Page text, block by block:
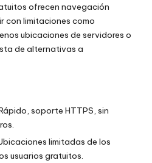
ofrecen navegación
con limitaciones como
ubicaciones de servidores o
de alternativas a
soporte HTTPS, sin
limitadas de los
usuarios gratuitos.